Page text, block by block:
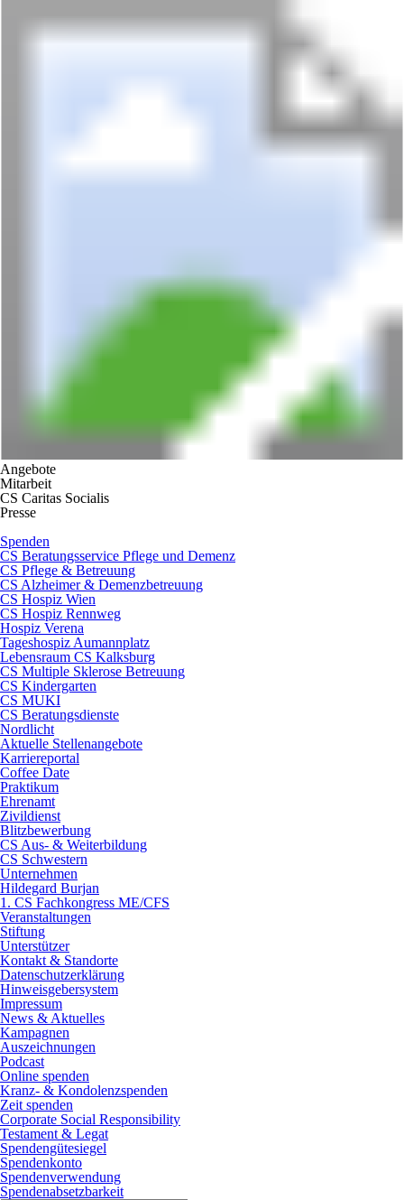
Angebote
Mitarbeit
CS Caritas Socialis
Presse
Spenden
CS Beratungsservice Pflege und Demenz
CS Pflege & Betreuung
CS Alzheimer & Demenzbetreuung
CS Hospiz Wien
CS Hospiz Rennweg
Hospiz Verena
Tageshospiz Aumannplatz
Lebensraum CS Kalksburg
CS Multiple Sklerose Betreuung
CS Kindergarten
CS MUKI
CS Beratungsdienste
Nordlicht
Aktuelle Stellenangebote
Karriereportal
Coffee Date
Praktikum
Ehrenamt
Zivildienst
Blitzbewerbung
CS Aus- & Weiterbildung
CS Schwestern
Unternehmen
Hildegard Burjan
1. CS Fachkongress ME/CFS
Veranstaltungen
Stiftung
Unterstützer
Kontakt & Standorte
Datenschutzerklärung
Hinweisgebersystem
Impressum
News & Aktuelles
Kampagnen
Auszeichnungen
Podcast
Online spenden
Kranz- & Kondolenzspenden
Zeit spenden
Corporate Social Responsibility
Testament & Legat
Spendengütesiegel
Spendenkonto
Spendenverwendung
Spendenabsetzbarkeit